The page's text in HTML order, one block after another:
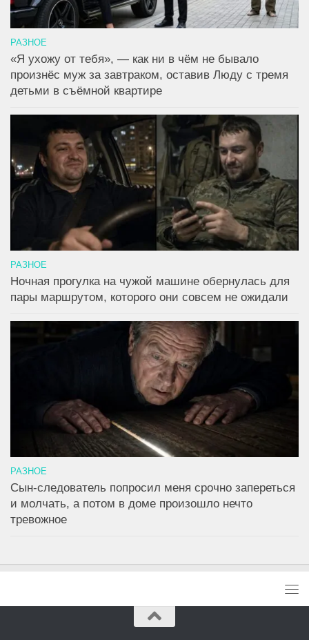
РАЗНОЕ
«Я ухожу от тебя», — как ни в чём не бывало
произнёс муж за завтраком, оставив Люду с тремя
детьми в съёмной квартире
РАЗНОЕ
Ночная прогулка на чужой машине обернулась для
пары маршрутом, которого они совсем не ожидали
РАЗНОЕ
Сын-следователь попросил меня срочно запереться
и молчать, а потом в доме произошло нечто
тревожное